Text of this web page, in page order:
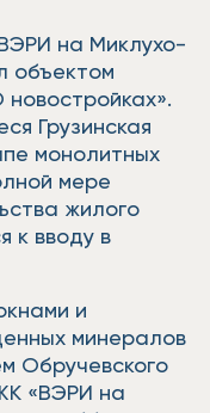
на Миклухо-
объектом
Грузинская
монолитных
мере
жилого
к вводу в
и
минералов
Обручевского
«ВЭРИ на